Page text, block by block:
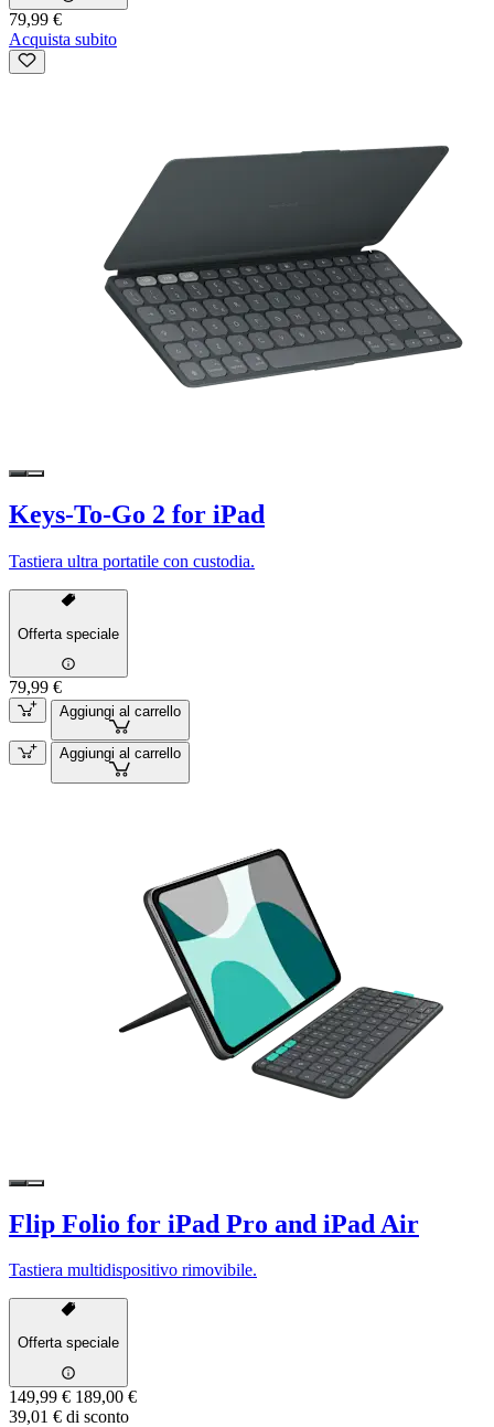
79,99 €
Acquista subito
Keys-To-Go 2 for iPad
Tastiera ultra portatile con custodia.
Offerta speciale
79,99 €
Aggiungi al carrello
Aggiungi al carrello
Flip Folio for iPad Pro and iPad Air
Tastiera multidispositivo rimovibile.
Offerta speciale
149,99 € 189,00 €
39,01 € di sconto